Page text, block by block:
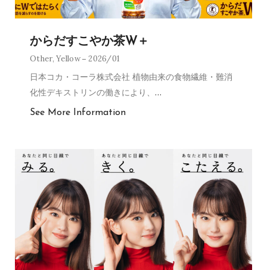
からだすこやか茶W＋
Other,Yellow 2026/01
日本コカ・コーラ株式会社 植物由来の食物繊維・難消
化性デキストリンの働きにより、 …
See More Information